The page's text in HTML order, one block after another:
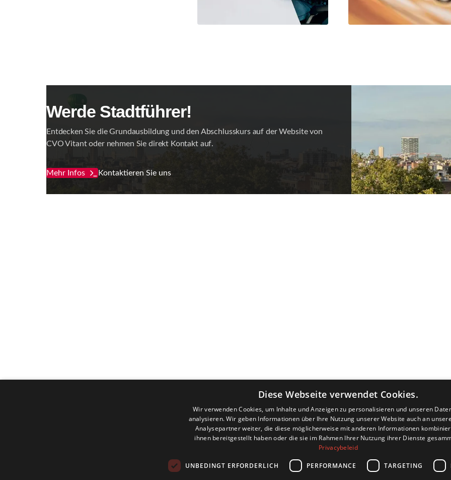
Werde Stadtführer!
Entdecken Sie die Grundausbildung und den Abschlusskurs auf der Website von
CVO Vitant oder nehmen Sie direkt Kontakt auf.
Mehr Infos Kontaktieren Sie uns
Diese Webseite verwendet Cookies.
Wir verwenden Cookies, um Inhalte und Anzeigen zu personalisieren und unseren
analysieren. Wir geben Informationen über Ihre Nutzung unserer Website auch an
Analysepartner weiter, die diese möglicherweise mit anderen Informationen
ihnen bereitgestellt haben oder die sie im Rahmen Ihrer Nutzung ihrer Dienste
Privacybeleid
UNBEDINGT ERFORDERLICH PERFORMANCE TARGETING